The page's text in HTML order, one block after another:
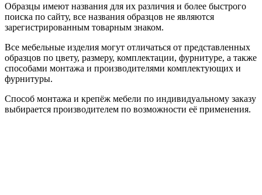
Образцы имеют названия для их различия и более быстрого
поиска по сайту, все названия образцов не являются
зарегистрированным товарным знаком.
Все мебельные изделия могут отличаться от представленных
образцов по цвету, размеру, комплектации, фурнитуре, а также
способами монтажа и производителями комплектующих и
фурнитуры.
Способ монтажа и крепёж мебели по индивидуальному заказу
выбирается производителем по возможности её применения.